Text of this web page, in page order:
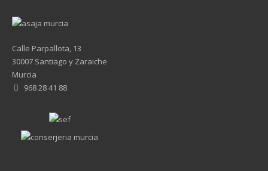
Calle Parpallota, 13
30007 Santiago y Zaraiche
Murcia
968 28 41 88